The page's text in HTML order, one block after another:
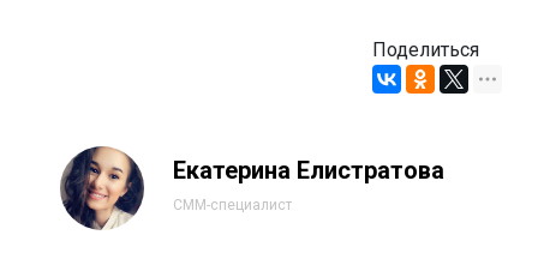
Поделиться
Екатерина Елистратова
СММ-специалист